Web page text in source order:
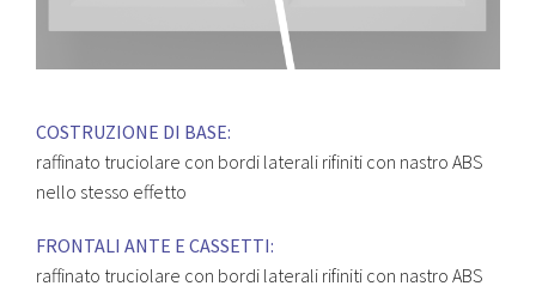
COSTRUZIONE DI BASE:
raffinato truciolare con bordi laterali rifiniti con nastro ABS
nello stesso effetto
FRONTALI ANTE E CASSETTI:
raffinato truciolare con bordi laterali rifiniti con nastro ABS